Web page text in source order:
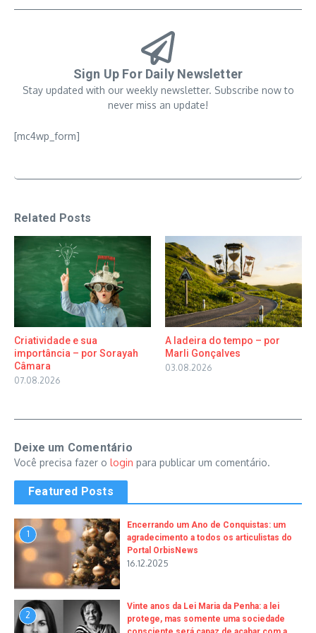
Sign Up For Daily Newsletter
Stay updated with our weekly newsletter. Subscribe now to
never miss an update!
[mc4wp_form]
Related Posts
Criatividade e sua
importância – por Sorayah
Câmara
07.08.2026
A ladeira do tempo – por
Marli Gonçalves
03.08.2026
Deixe um Comentário
Você precisa fazer o login para publicar um comentário.
Featured Posts
1
Encerrando um Ano de Conquistas: um
agradecimento a todos os articulistas do
Portal OrbisNews
16.12.2025
2
Vinte anos da Lei Maria da Penha: a lei
protege, mas somente uma sociedade